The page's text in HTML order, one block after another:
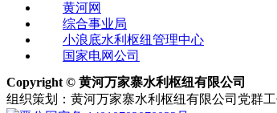
黄河网
综合事业局
小浪底水利枢纽管理中心
国家电网公司
Copyright © 黄河万家寨水利枢纽有限公司
组织策划：黄河万家寨水利枢纽有限公司党群